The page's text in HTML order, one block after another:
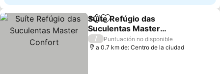
CompartirAñadir a favoritos
Suíte Refúgio das
Suculentas Master
Confort
/
Puntuación no disponible
a 0.7 km de: Centro de la ciudad